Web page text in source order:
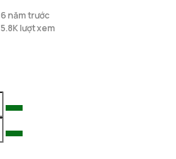
28/12/2020
6 năm trước
5.8K lượt xem